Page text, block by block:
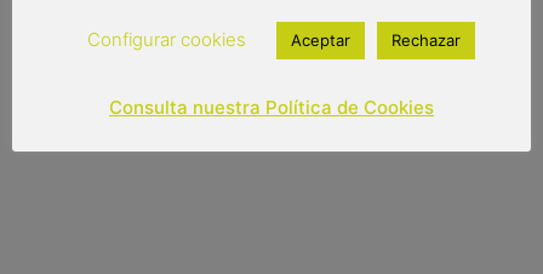
14,00€
Configurar cookies Aceptar Rechazar
Consulta nuestra Política de Cookies